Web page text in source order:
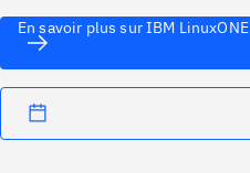
En savoir plus sur IBM LinuxONE